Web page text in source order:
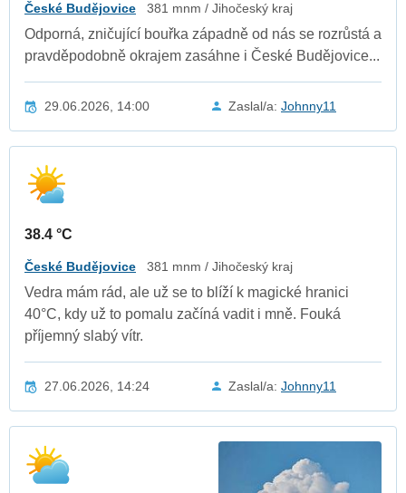
České Budějovice 381 mnm / Jihočeský kraj
Odporná, zničující bouřka západně od nás se rozrůstá a
pravděpodobně okrajem zasáhne i České Budějovice...
29.06.2026, 14:00 Zaslal/a: Johnny11
38.4 °C
České Budějovice 381 mnm / Jihočeský kraj
Vedra mám rád, ale už se to blíží k magické hranici
40°C, kdy už to pomalu začíná vadit i mně. Fouká
příjemný slabý vítr.
27.06.2026, 14:24 Zaslal/a: Johnny11